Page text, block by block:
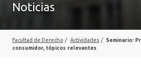
PROFESORES
Noticias
Facultad de Derecho / Actividades / Seminario:
consumidor, tópicos relevantes